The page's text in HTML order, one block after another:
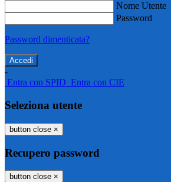
Nome Utente
Password
Password dimenticata?
-
Entra con SPID Entra con CIE
Seleziona utente
button close ×
Recupero password
button close ×